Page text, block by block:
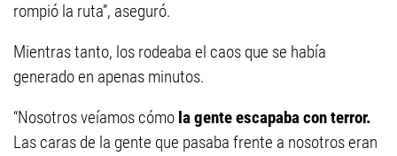
rompió la ruta”, aseguró.
Mientras tanto, los rodeaba el caos que se había
generado en apenas minutos.
“Nosotros veíamos cómo la gente escapaba con terror.
Las caras de la gente que pasaba frente a nosotros eran